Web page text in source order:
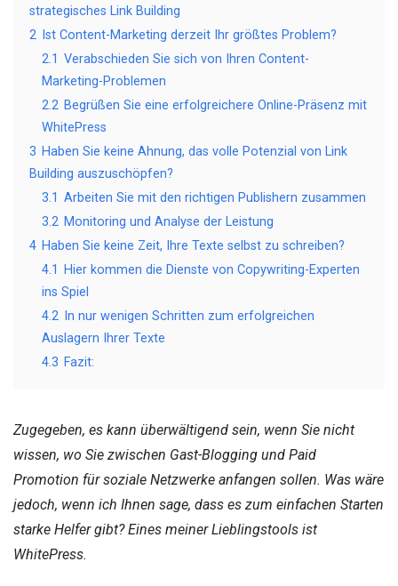
strategisches Link Building
2 Ist Content-Marketing derzeit Ihr größtes Problem?
2.1 Verabschieden Sie sich von Ihren Content-
Marketing-Problemen
2.2 Begrüßen Sie eine erfolgreichere Online-Präsenz mit
WhitePress
3 Haben Sie keine Ahnung, das volle Potenzial von Link
Building auszuschöpfen?
3.1 Arbeiten Sie mit den richtigen Publishern zusammen
3.2 Monitoring und Analyse der Leistung
4 Haben Sie keine Zeit, Ihre Texte selbst zu schreiben?
4.1
Hier kommen die Dienste von Copywriting-Experten
ins Spiel
4.2 In nur wenigen Schritten zum erfolgreichen
Auslagern Ihrer Texte
4.3 Fazit:
Zugegeben, es kann überwältigend sein, wenn Sie nicht
wissen, wo Sie zwischen Gast-Blogging und Paid
Promotion für soziale Netzwerke anfangen sollen. Was wäre
jedoch, wenn ich Ihnen sage, dass es zum einfachen Starten
starke Helfer gibt? Eines meiner Lieblingstools ist
WhitePress.